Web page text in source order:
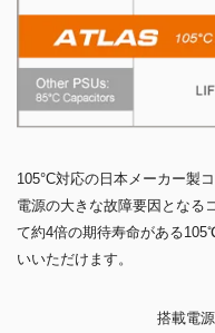
105°C対応の日本メーカー製
電源の大きな故障要因となる
て約4倍の期待寿命がある
いいただけます。
搭載電